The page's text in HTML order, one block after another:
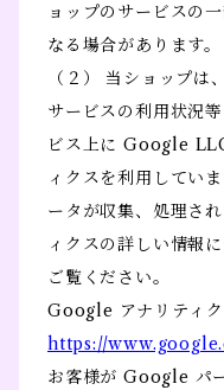
ョップのサービスの
なる場合があります。
（２） 当ショップは
サービスの利用状況
ビス上に Google
ィクスを利用してい
ータが収集、処理さ
ィクスの詳しい情報
ご覧ください。
Google アナリティク
https://
お客様が Google パ